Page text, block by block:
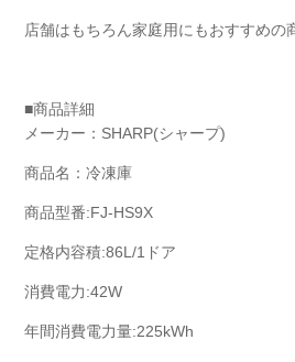
店舗はもちろん家庭用にもおすすめの
■商品詳細
メーカー：SHARP(シャープ)
商品名：冷凍庫
商品型番:FJ-HS9X
定格内容積:86L/1ドア
消費電力:42W
年間消費電力量:225kWh